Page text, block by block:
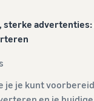
sterke advertenties:
je je kunt